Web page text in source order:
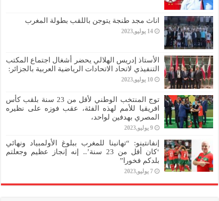
اناث مجد طنجة يتوجن باللقب بطولة المغرب
14 يوليو,2023
الأستاذ إدريس الهلالي يحضر أشغال اجتماع المكتب
التنفيذي لاتحاد الاتحادات الرياضية العربية بالجزائر:
10 يوليو,2023
توج المنتخب الوطني لأقل من 23 سنة بلقب كأس
افريقيا للأمم لهذه الفئة، عقب فوزه على نظيره
المصري بهدفين لواحد،
9 يوليو,2023
إنفانتينو: “تهانينا للمغرب ببلوغ الأولمبياد ونهائي
‘كان أقل من 23 سنة’.. إنه إنجاز عظيم وجعلتم
بلدكم فخورا”
7 يوليو,2023